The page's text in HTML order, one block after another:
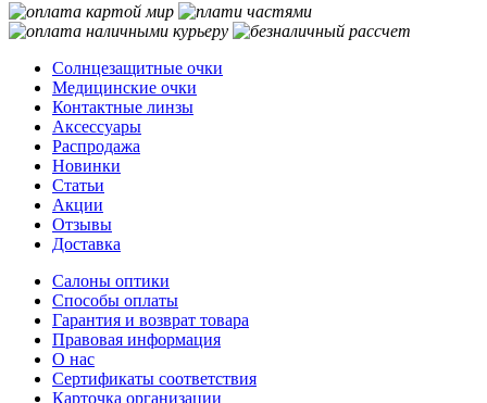
Солнцезащитные очки
Медицинские очки
Контактные линзы
Аксессуары
Распродажа
Новинки
Статьи
Акции
Отзывы
Доставка
Салоны оптики
Способы оплаты
Гарантия и возврат товара
Правовая информация
О нас
Сертификаты соответствия
Карточка организации